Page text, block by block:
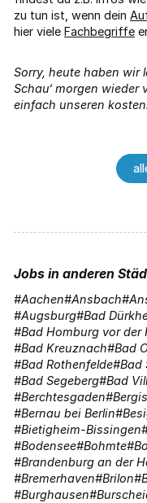
zu tun ist, wenn dein
hier viele Fachbegriffe
Sorry, heute haben wir
Schau‘ morgen wieder
einfach unseren
Jobs in anderen
Aachen Ansbach
Augsburg Bad
Bad Homburg vor der
Bad Kreuznach Bad
Bad Rothenfelde Bad
Bad Segeberg Bad
Berchtesgaden
Bernau bei Berlin
Bietigheim-Bissingen
Bodensee Bohmte
Brandenburg an der
Bremerhaven Brilon
Burghausen